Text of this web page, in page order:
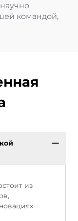
командой,
из